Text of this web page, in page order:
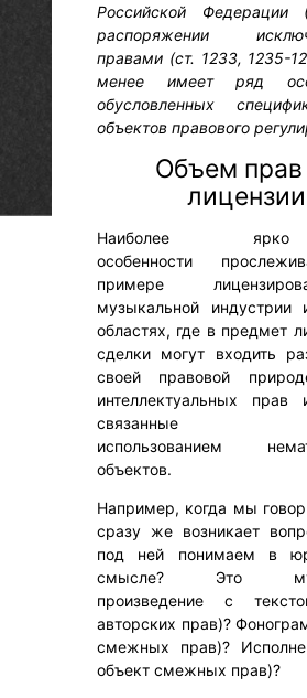
Российской
распоряжении
правами (ст. 1233, 1235-
менее имеет ряд
обусловленных
объектов правового
Объем прав
лицензии
Наиболее
особенности
примере
музыкальной
областях, где в предмет
сделки могут входить
своей правовой
интеллектуальных прав
использованием
объектов.
Например, когда мы
сразу же возникает
под ней понимаем в
смысле? Это
произведение с
авторских прав)?
смежных прав)?
объект смежных прав)?